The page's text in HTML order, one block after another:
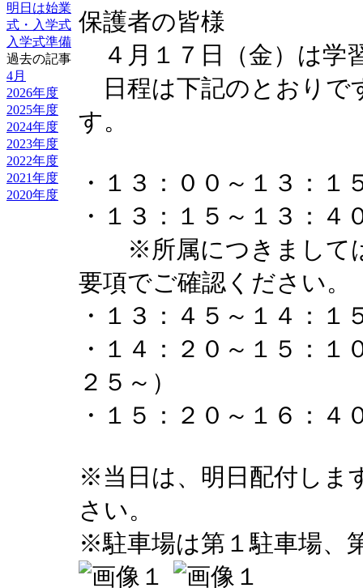
明日は始業
式・入学式
入学式準備
過去の記事
4月
2026年度
2025年度
2024年度
2023年度
2022年度
2021年度
2020年度
保護者の皆様
４月１７日（金）は学
日程は下記のとおりで
す。
・１３：００～１３：
・１３：１５～１３：
※所属につきましては
要項でご確認ください。
・１３：４５～１４：
・１４：２０～１５：
２５～）
・１５：２０～１６：
※当日は、明日配付しま
さい。
※駐車場は第１駐車場、